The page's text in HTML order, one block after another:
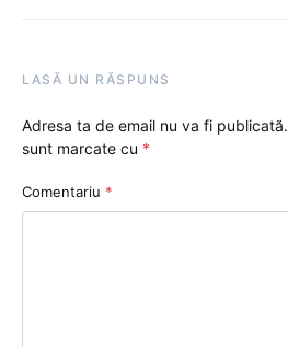
LASĂ UN RĂSPUNS
Adresa ta de email nu va fi publicată.
sunt marcate cu *
Comentariu *